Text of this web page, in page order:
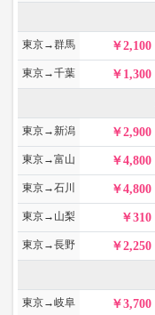
東京→群馬 2,100
東京→千葉 1,300
東京→新潟 2,900
東京→富山 4,800
東京→石川 4,800
東京→山梨 310
東京→長野 2,250
東京→岐阜 3,700